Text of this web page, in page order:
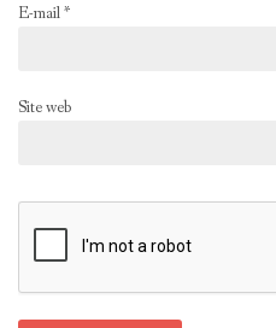
E-mail*
Site web